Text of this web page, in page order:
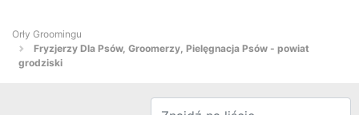
Orły Groomingu
Fryzjerzy Dla Psów, Groomerzy, Pielęgnacja Psów - powiat
grodziski